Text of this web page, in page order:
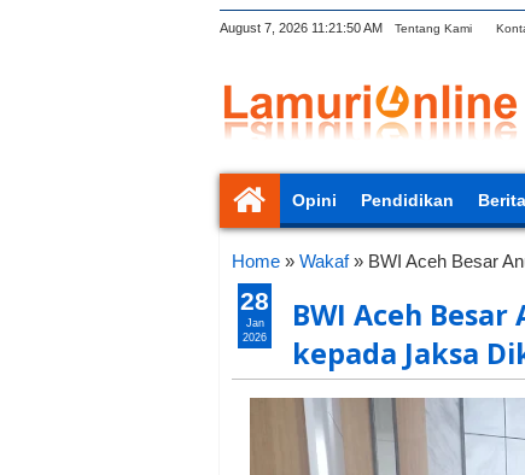
August 7, 2026 11:21:51 AM Tentang Kami
Opini Pendidikan Berita
Home » Wakaf» BWI Aceh Besar
BWI Aceh
kepada Jaksa
28
Jan
2026